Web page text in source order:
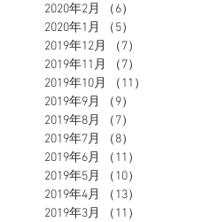
2020年2月
（6）
2020年1月
（5）
2019年12月
（7）
2019年11月
（7）
2019年10月
（11）
2019年9月
（9）
2019年8月
（7）
2019年7月
（8）
2019年6月
（11）
2019年5月
（10）
2019年4月
（13）
2019年3月
（11）